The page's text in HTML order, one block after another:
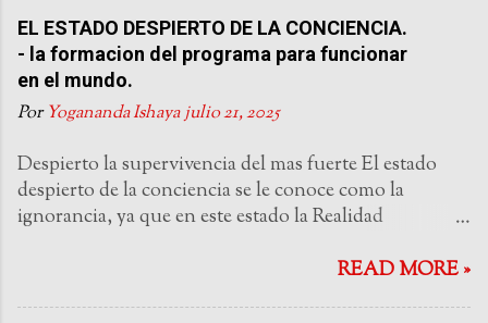
EL ESTADO DESPIERTO DE LA CONCIENCIA.
- la formacion del programa para funcionar
en el mundo.
PorYogananda Ishayajulio 21, 2025
Despierto la supervivencia del mas fuerte El estado
despierto de la conciencia se le conoce como la
ignorancia, ya que en este estado la Realidad
Este es un estado de fronteras: la mente esta atrapada
READ MORE »